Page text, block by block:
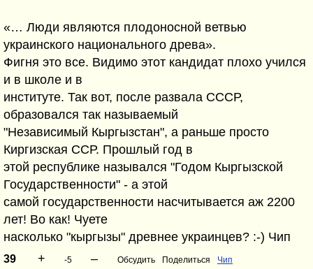
«… Люди являются плодоносной ветвью
украинского национального древа».
Фигня это все. Видимо этот кандидат плохо учился
и в школе и в
институте. Так вот, после развала СССР,
образовался так называемый
"Независимый Кыргызстан", а раньше просто
Киргизская ССР. Прошлый год в
этой республике назывался "Годом Кыргызской
Государственности" - а этой
самой государственности насчитывается аж 2200
лет! Во как! Чуете
насколько "кыргызы" древнее украинцев? :-) Чип
39 + -5 – Обсудить Поделиться Чип